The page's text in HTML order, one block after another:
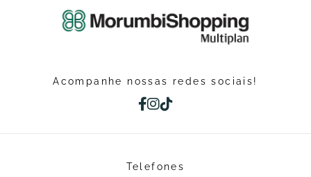
Acompanhe nossas redes sociais!
Telefones